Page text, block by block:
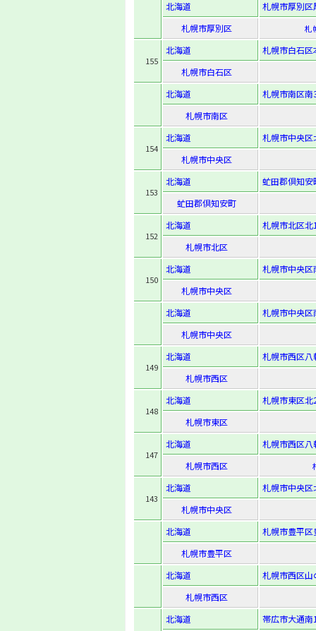
北海道
札幌市厚別
札幌市厚別区
札
155
北海道
札幌市白石
札幌市白石区
北海道
札幌市南区
札幌市南区
154
北海道
札幌市中央
札幌市中央区
153
北海道
虻田郡倶知
虻田郡倶知安町
152
北海道
札幌市北区
札幌市北区
150
北海道
札幌市中央
札幌市中央区
北海道
札幌市中央
札幌市中央区
149
北海道
札幌市西区
札幌市西区
148
北海道
札幌市東区
札幌市東区
147
北海道
札幌市西区
札幌市西区
143
北海道
札幌市中央
札幌市中央区
北海道
札幌市豊平
札幌市豊平区
北海道
札幌市西区
札幌市西区
北海道
帯広市大通